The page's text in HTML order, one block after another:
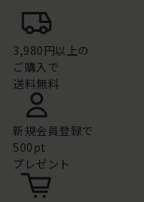
3,980円以上の
ご購入で
送料無料
新規会員登録で
500pt
プレゼント